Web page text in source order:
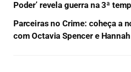
Poder’ revela guerra na 3ª
Parceiras no Crime: coheça a
com Octavia Spencer e